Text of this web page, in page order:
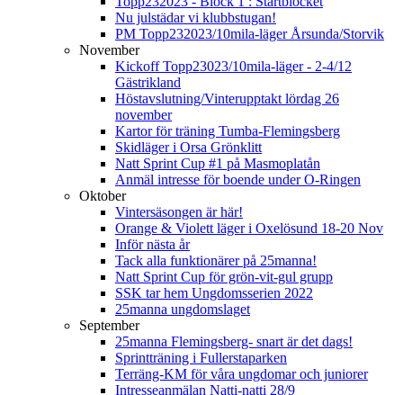
Nu julstädar vi klubbstugan!
PM Topp232023/10mila-läger Årsunda/Storvik
November
Kickoff Topp23023/10mila-läger - 2-4/12
Gästrikland
Höstavslutning/Vinterupptakt lördag 26
november
Kartor för träning Tumba-Flemingsberg
Skidläger i Orsa Grönklitt
Natt Sprint Cup #1 på Masmoplatån
Anmäl intresse för boende under O-Ringen
Oktober
Vintersäsongen är här!
Orange & Violett läger i Oxelösund 18-20 Nov
Inför nästa år
Tack alla funktionärer på 25manna!
Natt Sprint Cup för grön-vit-gul grupp
SSK tar hem Ungdomsserien 2022
25manna ungdomslaget
September
25manna Flemingsberg- snart är det dags!
Sprintträning i Fullerstaparken
Terräng-KM för våra ungdomar och juniorer
Intresseanmälan Natti-natti 28/9